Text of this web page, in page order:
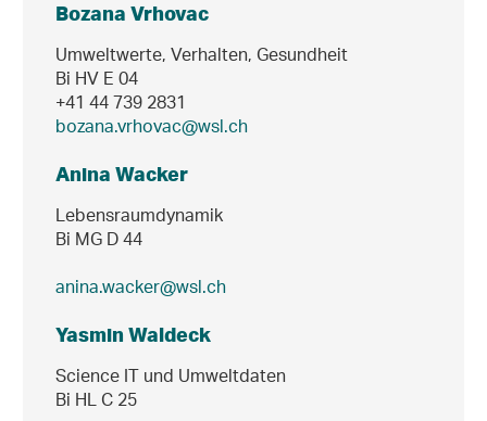
Bozana Vrhovac
Umweltwerte, Verhalten, Gesundheit
Bi HV E 04
+41 44 739 2831
bozana.vrhovac@wsl.ch
Anina Wacker
Lebensraumdynamik
Bi MG D 44
anina.wacker@wsl.ch
Yasmin Waldeck
Science IT und Umweltdaten
Bi HL C 25